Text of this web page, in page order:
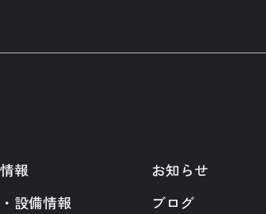
報
設備情報
お知らせ
ブログ